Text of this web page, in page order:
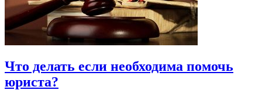
Что делать если необходима помочь
юриста?